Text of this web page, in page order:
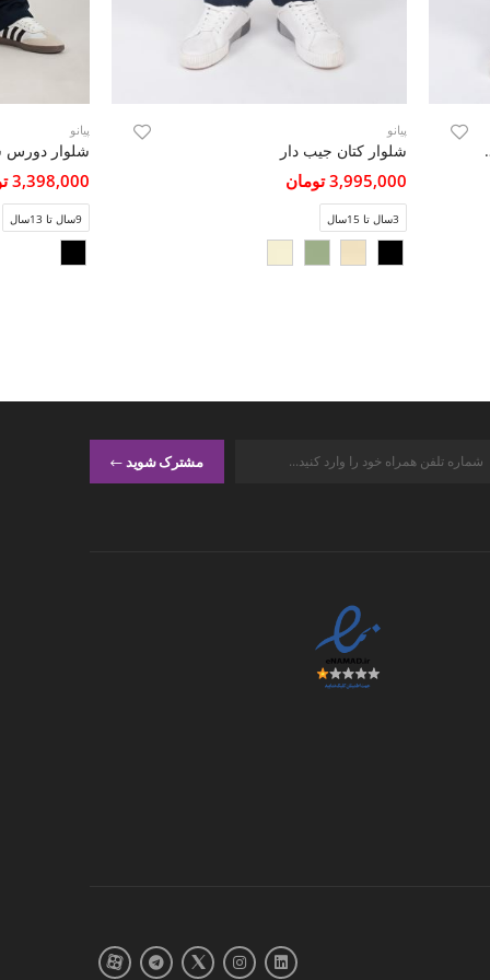
کد 11433)
پیانو
شلوار کتان جیب دار
3,995,000 تومان
3سال تا 15سال
پیانو
3,398,000 تومان
9سال تا 13سال
مشترک شوید